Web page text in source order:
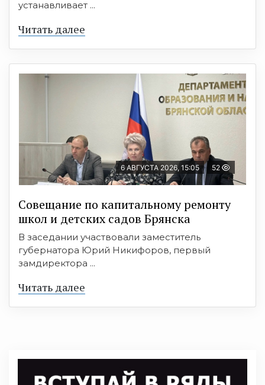
устанавливает ...
Читать далее
6 АВГУСТА 2026, 15:05 52
Совещание по капитальному ремонту
школ и детских садов Брянска
В заседании участвовали заместитель
губернатора Юрий Никифоров, первый
замдиректора ...
Читать далее